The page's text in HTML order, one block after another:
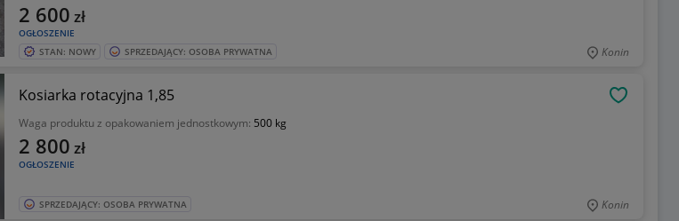
OGŁOSZENIE
2 600 zł
STAN: NOWY SPRZEDAJĄCY: OSOBA PRYWATNA Konin
Kosiarka rotacyjna 1,85
Waga produktu z opakowaniem jednostkowym: 500 kg
OGŁOSZENIE
2 800 zł
SPRZEDAJĄCY: OSOBA PRYWATNA Konin